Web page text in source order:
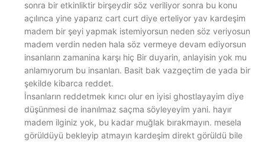
sonra bir etkinliktir birşeydir söz veriliyor sonra bu konu
açılınca yine yaparız cart curt diye erteliyor yav kardeşim
madem bir şeyi yapmak istemiyorsun neden söz veriyosun
madem verdin neden hala söz vermeye devam ediyorsun
insanların zamanina karşı hiç Bir duyarin, anlayisin yok mu
anlamıyorum bu insanları. Basit bak vazgeçtim de yada bir
şekilde kibarca reddet.
İnsanların reddetmek kırıcı olur en iyisi ghostlayayim diye
düşünmesi de inanılmaz saçma söyleyeyim yani. hayır
madem ilginiz yok, bu kadar muğlak bırakmayın. mesela
görüldüyü bekleyip atmayın kardeşim direkt görüldü bile